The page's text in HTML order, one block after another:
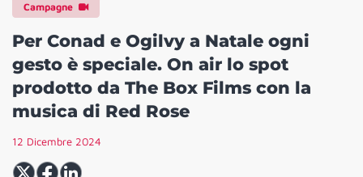
Campagne
Per Conad e Ogilvy a Natale ogni
gesto è speciale. On air lo spot
prodotto da The Box Films con la
musica di Red Rose
12 Dicembre 2024